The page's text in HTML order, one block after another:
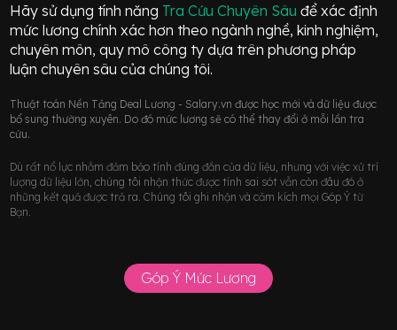
Hãy sử dụng tính năng Tra Cứu Chuyên Sâuđể xác định
mức lương chính xác hơn theo ngành nghề, kinh nghiệm,
chuyên môn, quy mô công ty dựa trên phương pháp
luận chuyên sâu của chúng tôi.
Thuật toán Nền Tảng Deal Lương - Salary.vn được học mới và dữ liệu được
bổ sung thường xuyên. Do đó mức lương sẽ có thể thay đổi ở mỗi lần tra
cứu.
Dù rất nổ lực nhằm đảm bảo tính đúng đắn của dữ liệu, nhưng với việc xử trí
lượng dữ liệu lớn, chúng tôi nhận thức được tính sai sót vẫn còn đâu đó ở
những kết quả được trả ra. Chúng tôi ghi nhận và cảm kích mọi Góp Ý từ
Bạn.
Góp Ý Mức Lương